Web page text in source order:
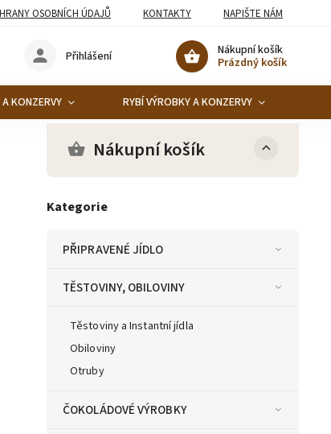
OSOBNÍCH ÚDAJŮ KONTAKTY NAPIŠTE NÁM
Nákupní košík
Prázdný košík
Přihlášení
KONZERVY RYBÍ VÝROBKY A KONZERVY
Nákupní košík
Kategorie
PŘIPRAVENÉ JÍDLO
TĚSTOVINY, OBILOVINY
Těstoviny a Instantní jídla
Obiloviny
Otruby
ČOKOLÁDOVÉ VÝROBKY